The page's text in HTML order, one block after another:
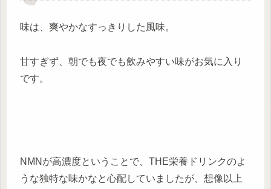
味は、爽やかなすっきりした風味。
甘すぎず、朝でも夜でも飲みやすい味がお気に入り
です。
NMNが高濃度ということで、THE栄養ドリンクのよ
うな独特な味かなと心配していましたが、想像以上